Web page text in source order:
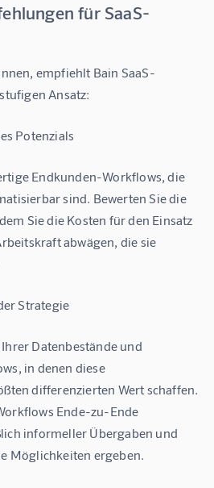
für SaaS-
empfiehlt Bain SaaS-
Ansatz:
Potenzials
Endkunden-Workflows, die
sind. Bewerten Sie die
Sie die Kosten für den Einsatz
abwägen, die sie
Strategie
Datenbestände und
in denen diese
differenzierten Wert schaffen.
Ende-zu-Ende
informeller Übergaben und
Möglichkeiten ergeben.